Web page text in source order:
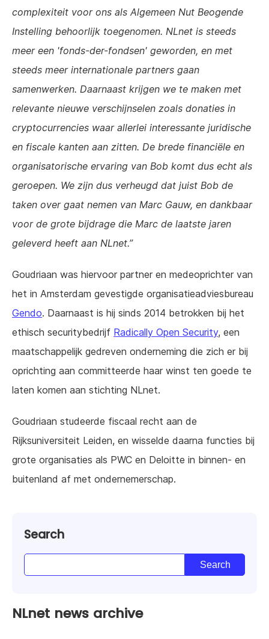
complexiteit voor ons als Algemeen Nut Beogende
Instelling behoorlijk toegenomen. NLnet is steeds
meer een 'fonds-der-fondsen' geworden, en met
steeds meer internationale partners gaan
samenwerken. Daarnaast krijgen we te maken met
relevante nieuwe verschijnselen zoals donaties in
cryptocurrencies waar allerlei interessante juridische
en fiscale kanten aan zitten. De brede financiële en
organisatorische ervaring van Bob komt dus echt als
geroepen. We zijn dus verheugd dat juist Bob de
taken over gaat nemen van Marc Gauw, en dankbaar
voor de grote bijdrage die Marc de laatste jaren
geleverd heeft aan NLnet.
Goudriaan was hiervoor partner en medeoprichter van
het in Amsterdam gevestigde organisatieadviesbureau
Gendo. Daarnaast is hij sinds 2014 betrokken bij het
ethisch securitybedrijf Radically Open Security, een
maatschappelijk gedreven onderneming die zich er bij
oprichting aan committeerde haar winst ten goede te
laten komen aan stichting NLnet.
Goudriaan studeerde fiscaal recht aan de
Rijksuniversiteit Leiden, en wisselde daarna functies bij
grote organisaties als PWC en Deloitte in binnen- en
buitenland af met ondernemerschap.
Search
NLnet news archive